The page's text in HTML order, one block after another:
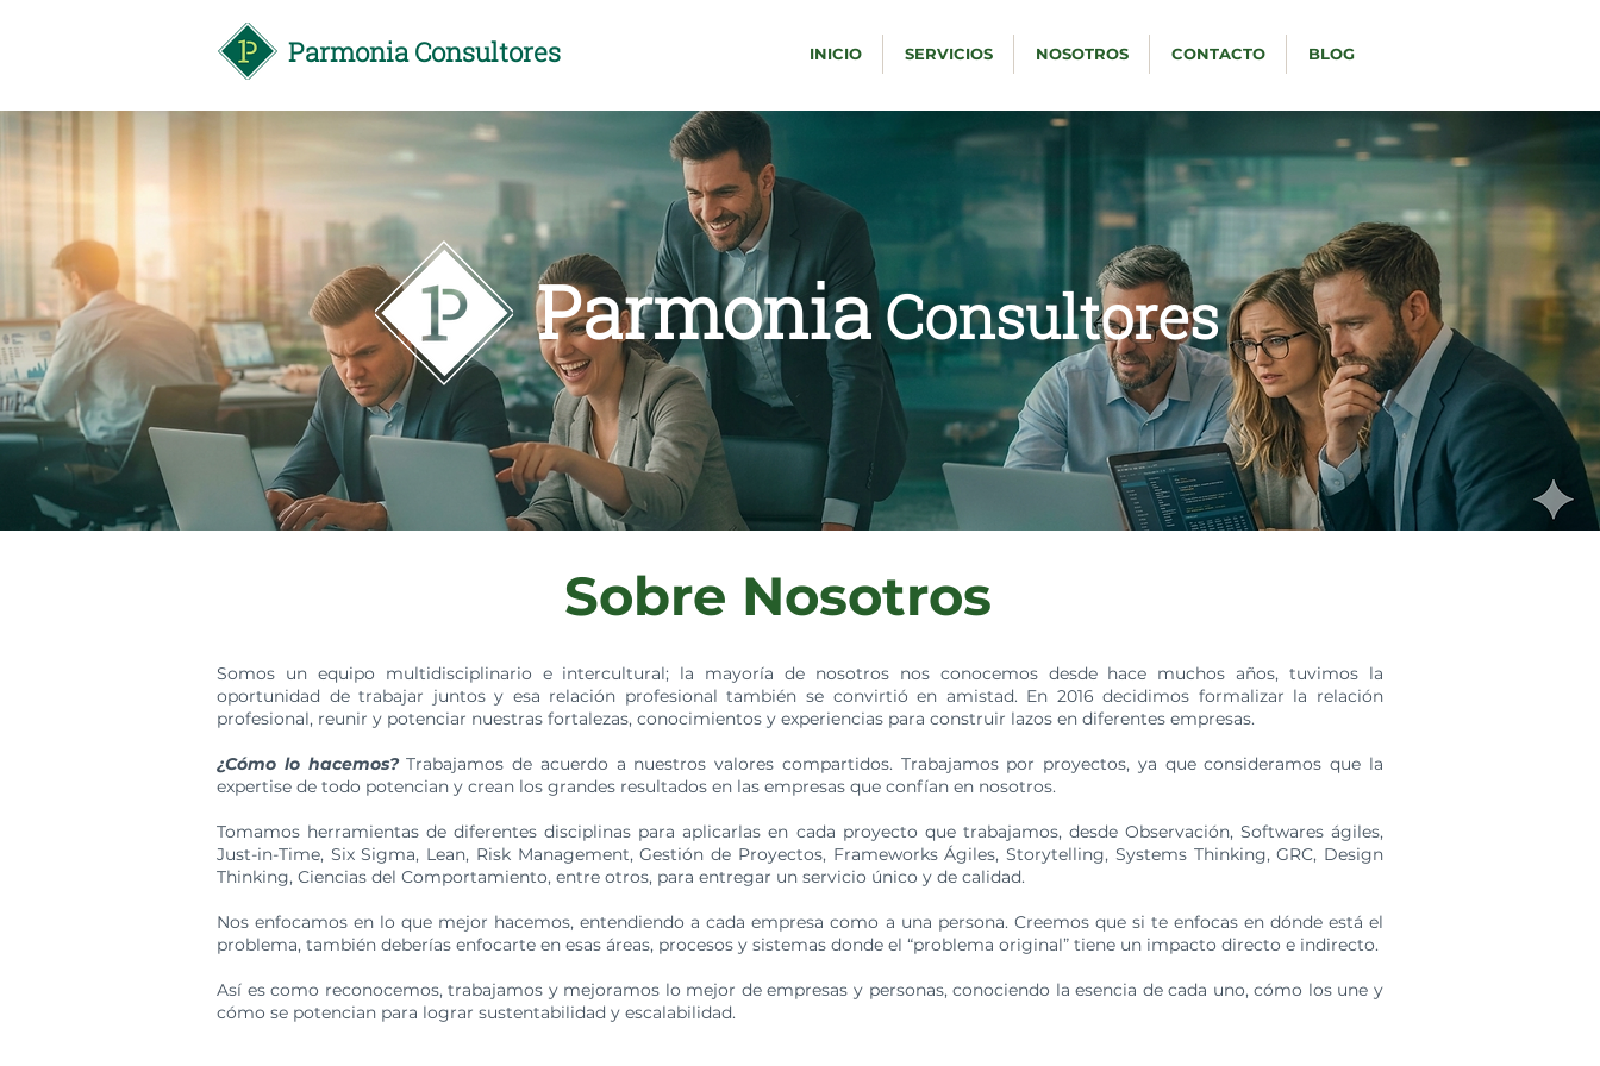
Parmonia Consultores INICIO SERVICIOS NOSOTROS CONTACTO BLOG
ParmoniaConsultores
Sobre Nosotros
Somos un equipo multidisciplinario e intercultural; la mayoría de nosotros nos conocemos desde hace muchos años, tuvimos la
oportunidad de trabajar juntos y esa relación profesional también se convirtió en amistad. En 2016 decidimos formalizar la relación
profesional, reunir y potenciar nuestras fortalezas, conocimientos y experiencias para construir lazos en diferentes empresas.
¿Cómo lo hacemos?Trabajamos de acuerdo a nuestros valores compartidos. Trabajamos por proyectos, ya que consideramos que la
expertise de todo potencian y crean los grandes resultados en las empresas que confían en nosotros.
Tomamos herramientas de diferentes disciplinas para aplicarlas en cada proyecto que trabajamos, desde Observación, Softwares ágiles,
Just-in-Time, Six Sigma, Lean, Risk Management, Gestión de Proyectos, Frameworks Ágiles, Storytelling, Systems Thinking, GRC, Design
Thinking, Ciencias del Comportamiento, entre otros, para entregar un servicio único y de calidad.
Nos enfocamos en lo que mejor hacemos, entendiendo a cada empresa como a una persona. Creemos que si te enfocas en dónde está el
problema, también deberías enfocarte en esas áreas, procesos y sistemas donde el “problema original” tiene un impacto directo e indirecto.
Así es como reconocemos, trabajamos y mejoramos lo mejor de empresas y personas, conociendo la esencia de cada uno, cómo los une y
cómo se potencian para lograr sustentabilidad y escalabilidad.